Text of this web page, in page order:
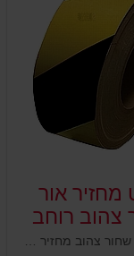
מחזיר אור
צהוב רוחב
10 ס"מ
סרט דביק שחור צהוב מחזיר אור. מרקם ייחודי ועמיד, צבעים מחזירי אור הבולטים בחשיכה. נועדו להראות למרחוק ולגרום לאור להשתקף בהם כשהתאורה נמוכה. נועדו לסימון מסגרות, עמודים, ושלטים, מתחמי עבודה, אזורים מסוכנים, מכונות, מחסנים, מידוף ועוד